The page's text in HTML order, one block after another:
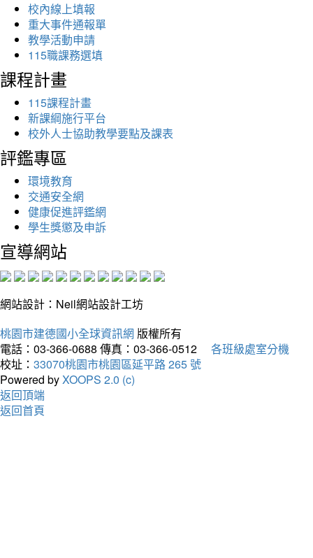
校內線上填報
重大事件通報單
教學活動申請
115職課務選填
課程計畫
115課程計畫
新課綱施行平台
校外人士協助教學要點及課表
評鑑專區
環境教育
交通安全網
健康促進評鑑網
學生獎懲及申訴
宣導網站
網站設計：Neil網站設計工坊
桃園市建德國小全球資訊網 版權所有
電話：03-366-0688 傳真：03-366-0512
各班級處室分機
校址： 33070桃園市桃園區延平路 265 號
Powered byXOOPS 2.0 (c)
返回頂端
返回首頁